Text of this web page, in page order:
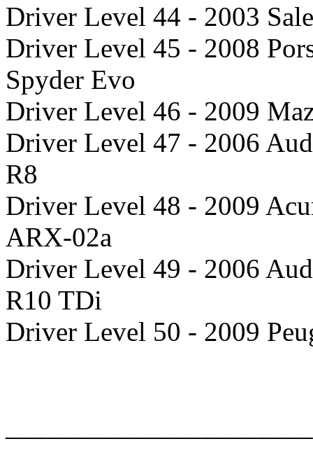
Driver Level 44 - 2003
Driver Level 45 - 2008
Spyder Evo
Driver Level 46 - 2009
Driver Level 47 - 2006
R8
Driver Level 48 - 2009
ARX-02a
Driver Level 49 - 2006
R10 TDi
Driver Level 50 - 2009